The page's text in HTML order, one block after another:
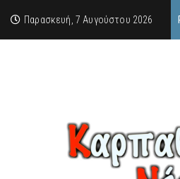
Παρασκευή, 7 Αυγούστου 2026